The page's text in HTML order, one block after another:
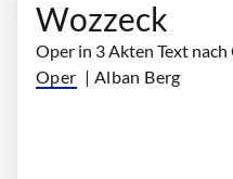
Wozzeck
Oper in 3 Akten Text
Oper | Alban Berg